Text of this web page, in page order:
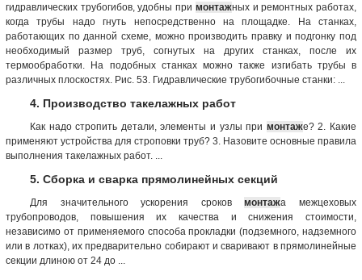
гидравлических трубогибов, удобны при монтажных и ремонтных работах,
когда трубы надо гнуть непосредственно на площадке. На станках,
работающих по данной схеме, можно производить правку и подгонку под
необходимый размер труб, согнутых на других станках, после их
термообработки. На подобных станках можно также изгибать трубы в
различных плоскостях. Рис. 53. Гидравлические трубогибочные станки: ...
4. Производство такелажных работ
Как надо стропить детали, элементы и узлы при монтаже? 2. Какие
применяют устройства для строповки труб? 3. Назовите основные правила
выполнения такелажных работ. ...
5. Сборка и сварка прямолинейных секций
Для значительного ускорения сроковмонтажа межцеховых
трубопроводов, повышения их качества и снижения стоимости,
независимо от применяемого способа прокладки (подземного, надземного
или в лотках), их предварительно собирают и сваривают в прямолинейные
секции длиною от 24 до ...